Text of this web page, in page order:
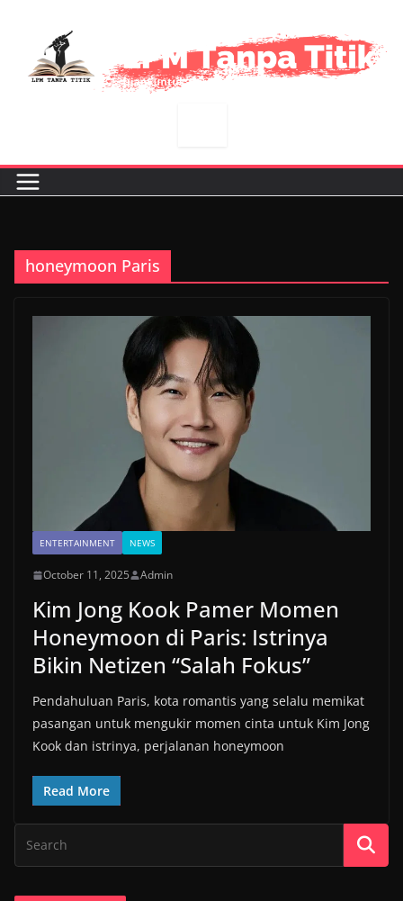
content
honeymoon Paris
ENTERTAINMENT NEWS
October 11, 2025 Admin
Kim Jong Kook Pamer Momen
Honeymoon di Paris: Istrinya
Bikin Netizen “Salah Fokus”
Pendahuluan Paris, kota romantis yang selalu memikat
pasangan untuk mengukir momen cinta untuk Kim Jong
Kook dan istrinya, perjalanan honeymoon
Read More